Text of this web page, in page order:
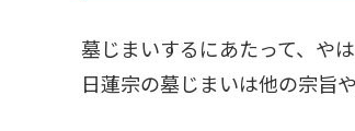
墓じまいするにあたって、や
日蓮宗の墓じまいは他の宗旨